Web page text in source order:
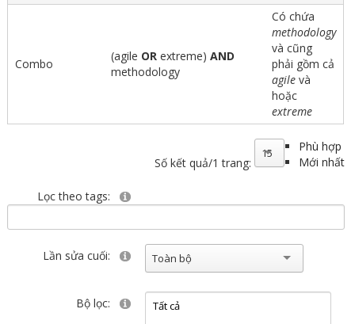
Combo
(agile ORextreme) AND
methodology
Có chứa
methodology
và cũng
phải gồm cả
agilevà
hoặc
extreme
Phù hợp
Mới nhất
Số kết quả/1 trang:
15
Lọc theo tags:
Lần sửa cuối: Toàn bộ
Bộ lọc: